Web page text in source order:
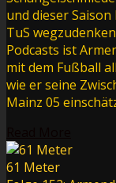
und dieser
TuS
Podcasts ist
mit dem Fußball
wie er seine
Mainz 05
61 Meter